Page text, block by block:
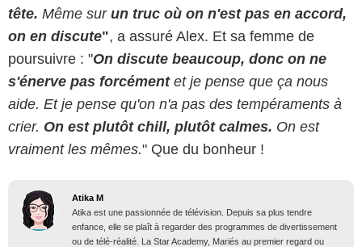
tête. Même sur un truc où on n'est pas en accord,
on en discute", a assuré Alex. Et sa femme de
poursuivre : "On discute beaucoup, donc on ne
s'énerve pas forcément et je pense que ça nous
aide. Etje pense qu'on n'a pas des tempéraments à
crier. On est plutôt chill, plutôt calmes. On est
vraiment les mêmes." Que du bonheur !
Atika M
Atika est une passionnée de télévision. Depuis sa plus tendre
enfance, elle se plaît à regarder des programmes de divertissement
ou de télé-réalité. La Star Academy, Mariés au premier regard ou